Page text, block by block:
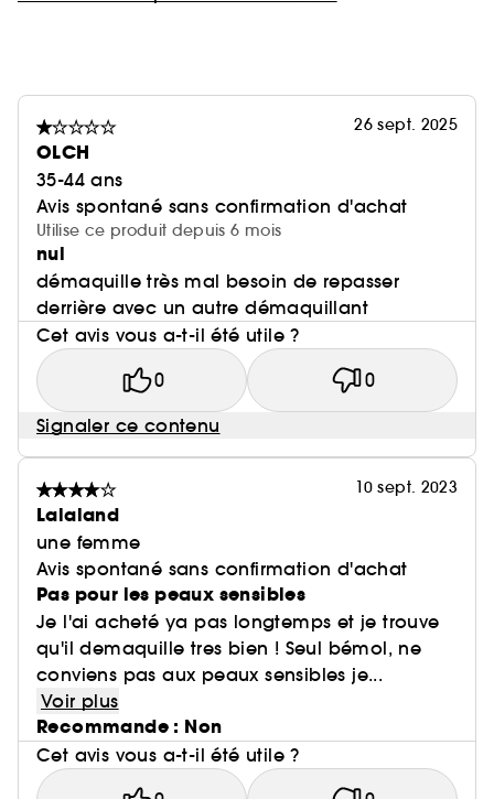
26 sept. 2025
OLCH
35-44 ans
Avis spontané sans confirmation d'achat
Utilise ce produit depuis 6 mois
nul
démaquille très mal besoin de repasser
derrière avec un autre démaquillant
Cet avis vous a-t-il été utile ?
0 0
Signaler ce contenu
10 sept. 2023
Lalaland
une femme
Avis spontané sans confirmation d'achat
Pas pour les peaux sensibles
Je l'ai acheté ya pas longtemps et je trouve
qu'il demaquille tres bien ! Seul bémol, ne
conviens pas aux peaux sensibles je...
Voir plus
Recommande : Non
Cet avis vous a-t-il été utile ?